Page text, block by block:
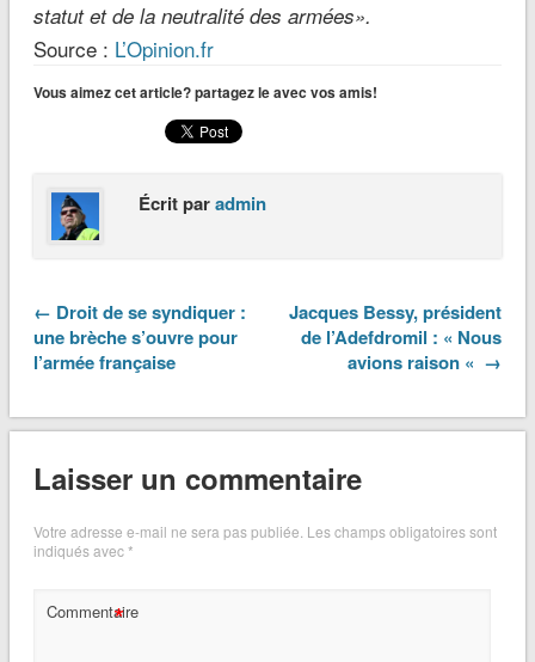
statut et de la neutralité des armées».
Source : L’Opinion.fr
Vous aimez cet article? partagez le avec vos amis!
Écrit paradmin
← Droit de se syndiquer :
une brèche s’ouvre pour
l’armée française
Jacques Bessy, président
de l’Adefdromil : « Nous
avions raison « →
Laisser un commentaire
Votre adresse e-mail ne sera pas publiée. Les champs obligatoires sont
indiqués avec*
Commentaire
*